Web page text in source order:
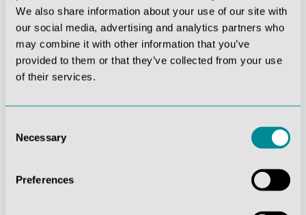
We also share information about your use of our site with
our social media, advertising and analytics partners who
may combine it with other information that you’ve
provided to them or that they’ve collected from your use
of their services.
Selection
Necessary
Preferences
Stetige
Soziale